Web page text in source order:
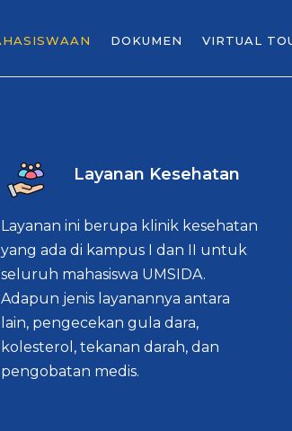
DOKUMEN VIRTUAL
Layanan Kesehatan
Layanan ini berupa klinik kesehatan
yang ada di kampus I dan II untuk
seluruh mahasiswa UMSIDA.
Adapun jenis layanannya antara
lain, pengecekan gula dara,
kolesterol, tekanan darah, dan
pengobatan medis.